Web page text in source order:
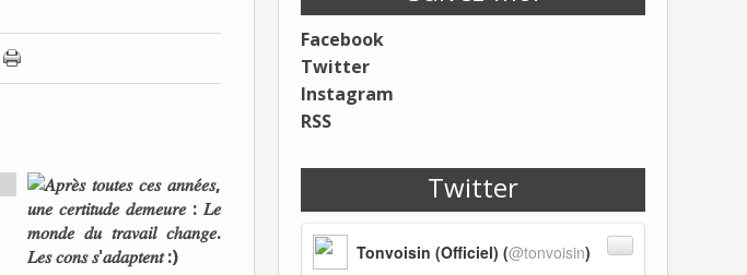
Facebook
Twitter
Instagram
RSS
Twitter
Tonvoisin (Officiel) (@tonvoisin)